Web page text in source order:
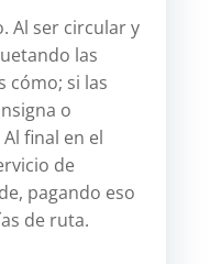
Al ser circular y
las
cómo; si las
o
final en el
de
pagando eso
de ruta.